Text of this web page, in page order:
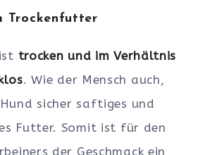
Trockenfutter
trocken und im Verhältnis
. Wie der Mensch auch,
sicher saftiges und
Futter. Somit ist für den
der Geschmack ein